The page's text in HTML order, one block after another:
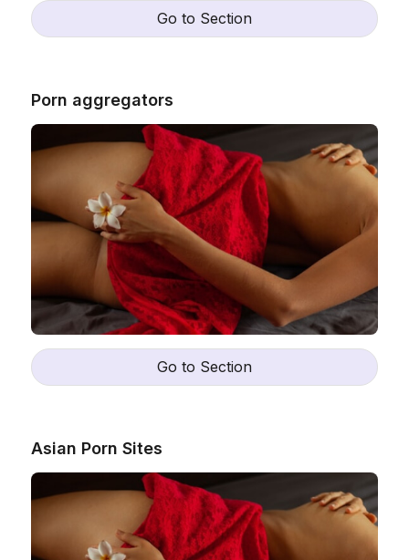
Go to Section
Porn aggregators
Go to Section
Asian Porn Sites